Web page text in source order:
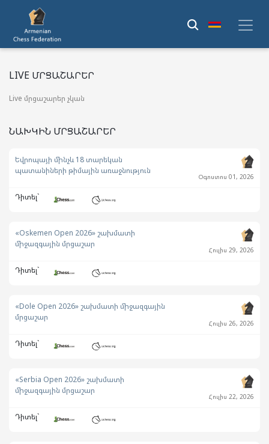
LIVE ՄՐՑԱՇԱՐԵՐ
Live մրցաշարեր չկան
ՆԱԽԿԻՆ ՄՐՑԱՇԱՐԵՐ
Եվրոպայի մինչև 18 տարեկան
պատանիների թիմային առաջնություն
Օգոստոս 01, 2026
Դիտել`
«Oskemen Open 2026» շախմատի
միջազգային մրցաշար
Հուլիս 29, 2026
Դիտել`
«Dole Open 2026» շախմատի միջազգային
մրցաշար
Հուլիս 26, 2026
Դիտել`
«Serbia Open 2026» շախմատի
միջազգային մրցաշար
Հուլիս 22, 2026
Դիտել`